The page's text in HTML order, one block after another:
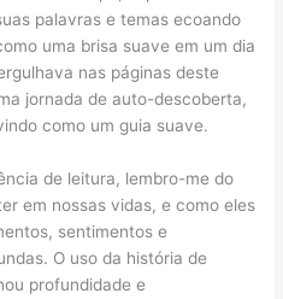
palavras e temas ecoando
uma brisa suave em um dia
nas páginas deste
jornada de auto-descoberta,
como um guia suave.
de leitura, lembro-me do
em nossas vidas, e como eles
sentimentos e
O uso da história de
profundidade e